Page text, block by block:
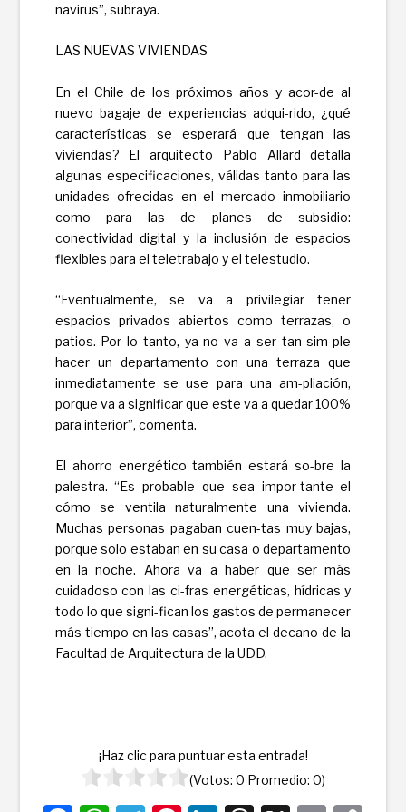
navirus”, subraya.
LAS NUEVAS VIVIENDAS
En el Chile de los próximos años y acor-de al
nuevo bagaje de experiencias adqui-rido, ¿qué
características se esperará que tengan las
viviendas? El arquitecto Pablo Allard detalla
algunas especificaciones, válidas tanto para las
unidades ofrecidas en el mercado inmobiliario
como para las de planes de subsidio:
conectividad digital y la inclusión de espacios
flexibles para el teletrabajo y el telestudio.
“Eventualmente, se va a privilegiar tener
espacios privados abiertos como terrazas, o
patios. Por lo tanto, ya no va a ser tan sim-ple
hacer un departamento con una terraza que
inmediatamente se use para una am-pliación,
porque va a significar que este va a quedar 100%
para interior”, comenta.
El ahorro energético también estará so-bre la
palestra. “Es probable que sea impor-tante el
cómo se ventila naturalmente una vivienda.
Muchas personas pagaban cuen-tas muy bajas,
porque solo estaban en su casa o departamento
en la noche. Ahora va a haber que ser más
cuidadoso con las ci-fras energéticas, hídricas y
todo lo que signi-fican los gastos de permanecer
más tiempo en las casas”, acota el decano de la
Facultad de Arquitectura de la UDD.
¡Haz clic para puntuar esta entrada!
(Votos: 0 Promedio: 0)